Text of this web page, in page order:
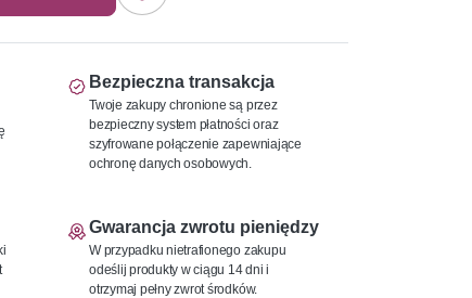
Bezpieczna transakcja
Twoje zakupy chronione są przez
bezpieczny system płatności oraz
szyfrowane połączenie zapewniające
ochronę danych osobowych.
Gwarancja zwrotu pieniędzy
W przypadku nietrafionego zakupu
odeślij produkty w ciągu 14 dni i
otrzymaj pełny zwrot środków.